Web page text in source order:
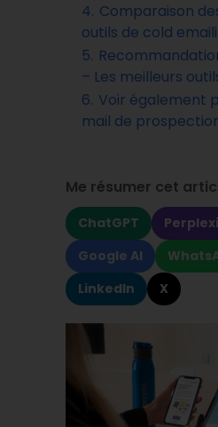
4. Comparaison
outils de cold
5.
– Les meilleurs
6. Voir également
mail de
Me résumer cet
ChatGPT
Google AI
LinkedIn
X